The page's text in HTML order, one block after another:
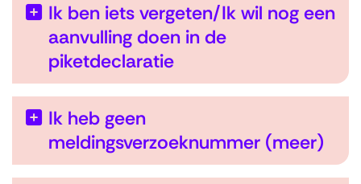
Ik ben iets vergeten/Ik wil nog een
aanvulling doen in de
piketdeclaratie
Ik heb geen
meldingsverzoeknummer (meer)